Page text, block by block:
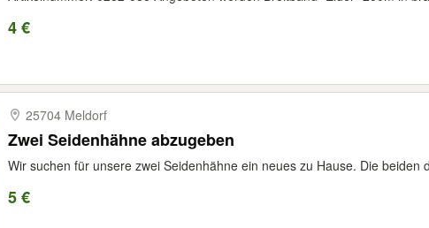
4 €
25704 Meldorf
Zwei Seidenhähne abzugeben
Wir suchen für unsere zwei Seidenhähne ein neues zu Hause. Die beiden
5 €